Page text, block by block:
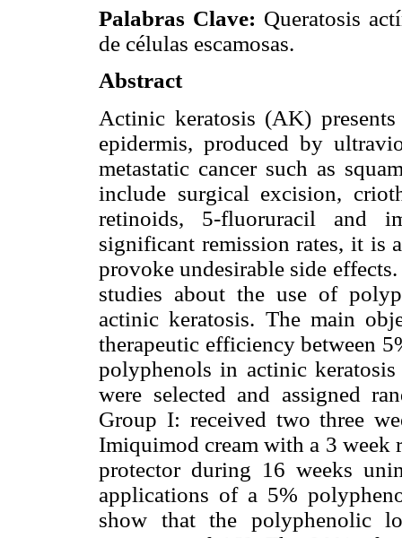
Palabras Clave: Queratosis
de células escamosas.
Abstract
Actinic keratosis (AK)
epidermis, produced by
metastatic cancer such as
include surgical excision,
retinoids, 5-fluoruracil and
significant remission rates, it is
provoke undesirable side
studies about the use of
actinic keratosis. The main
therapeutic efficiency between
polyphenols in actinic
were selected and assigned
Group I: received two three
Imiquimod cream with a 3
protector during 16 weeks
applications of a 5%
show that the polyphenolic